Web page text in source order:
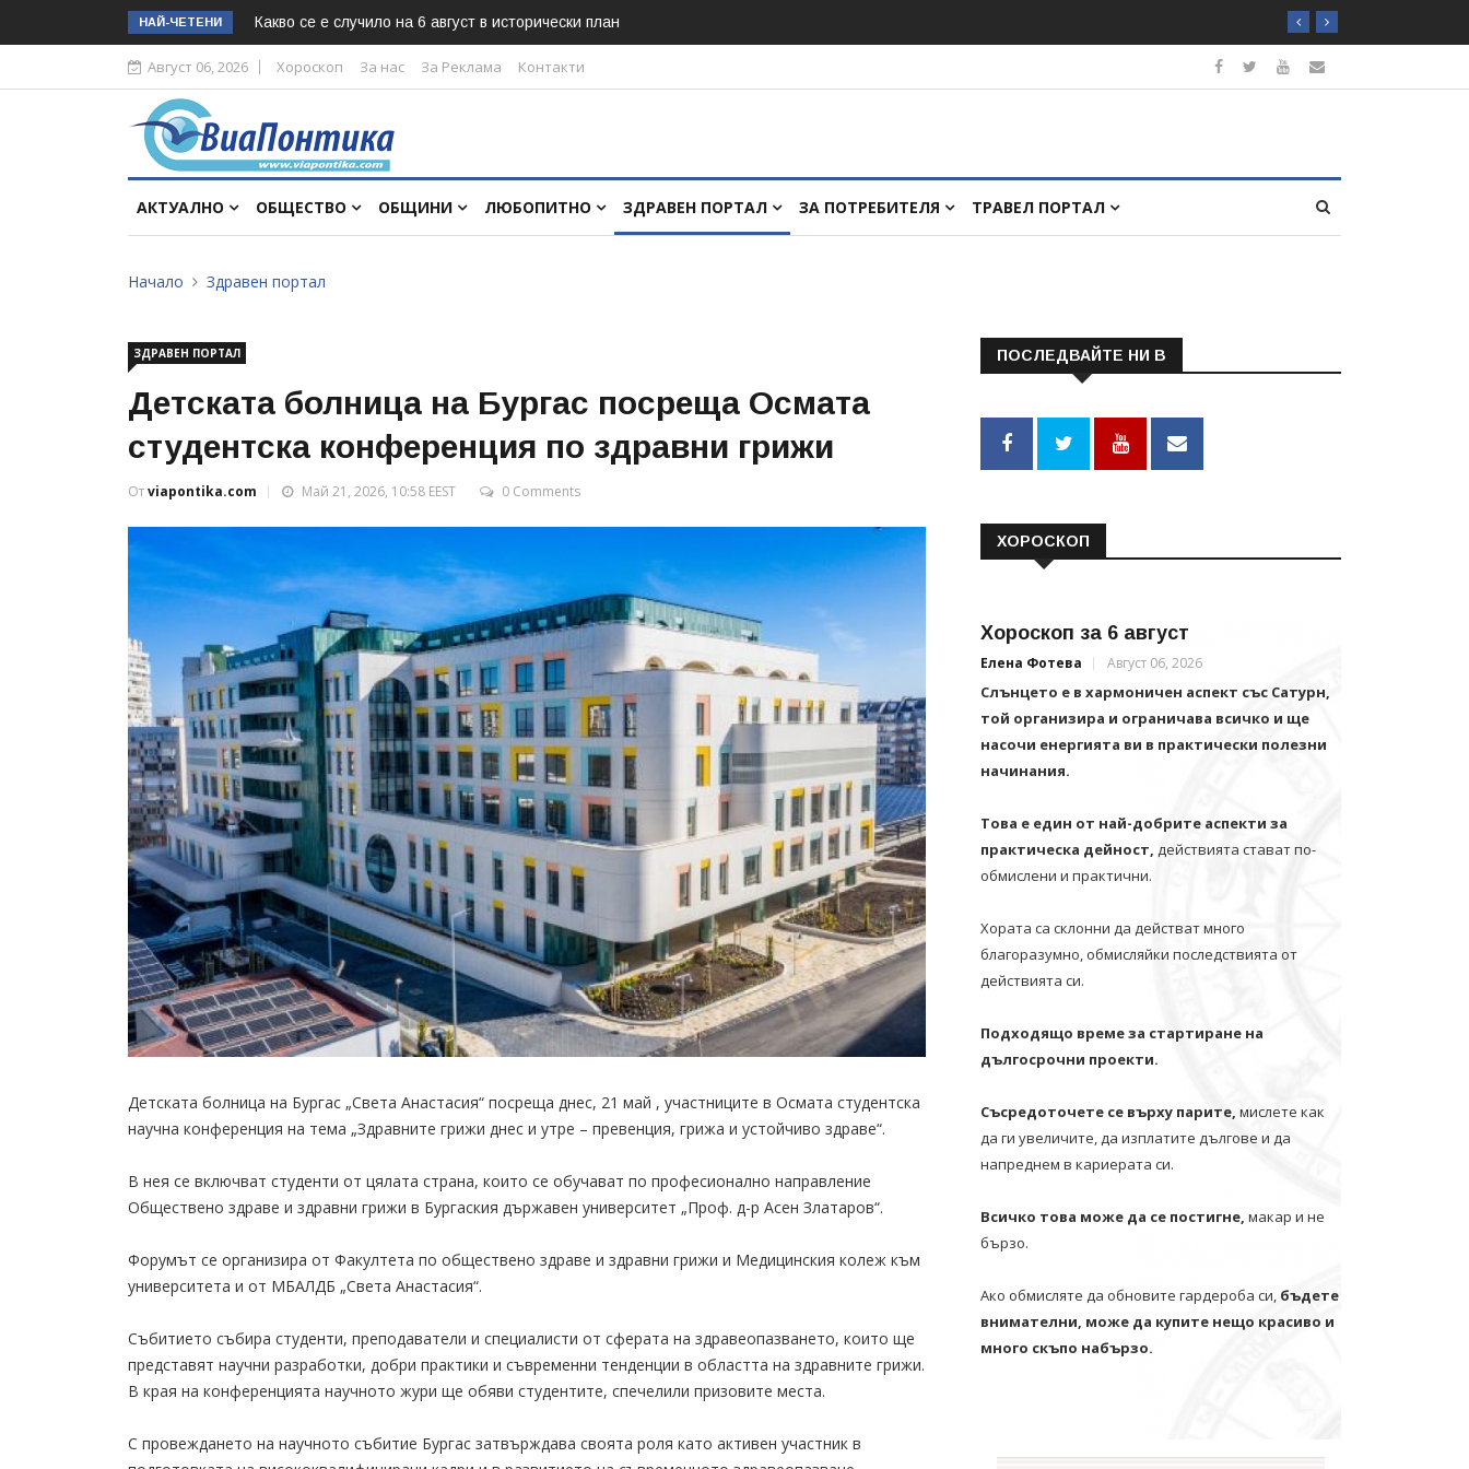
НАЙ-ЧЕТЕНИ Какво се е случило на 6 август в исторически план
Август 06, 2026 Хороскоп За нас За Реклама Контакти
АКТУАЛНО ОБЩЕСТВО ОБЩИНИ ЛЮБОПИТНО ЗДРАВЕН ПОРТАЛ ЗА ПОТРЕБИТЕЛЯ ТРАВЕЛ ПОРТАЛ
Начало Здравен портал
ЗДРАВЕН ПОРТАЛ
Детската болница на Бургас посреща Осмата
студентска конференция по здравни грижи
Отviapontika.com Май 21, 2026, 10:58 EEST 0 Comments
Детската болница на Бургас „Света Анастасия“ посреща днес, 21 май , участниците в Осмата студентска
научна конференция на тема „Здравните грижи днес и утре – превенция, грижа и устойчиво здраве“.
В нея се включват студенти от цялата страна, които се обучават по професионално направление
Обществено здраве и здравни грижи в Бургаския държавен университет „Проф. д-р Асен Златаров“.
Форумът се организира от Факултета по обществено здраве и здравни грижи и Медицинския колеж към
университета и от МБАЛДБ „Света Анастасия“.
Събитието събира студенти, преподаватели и специалисти от сферата на здравеопазването, които ще
представят научни разработки, добри практики и съвременни тенденции в областта на здравните грижи.
В края на конференцията научното жури ще обяви студентите, спечелили призовите места.
С провеждането на научното събитие Бургас затвърждава своята роля като активен участник в
ПОСЛЕДВАЙТЕ НИ В
ХОРОСКОП
Хороскоп за 6 август
Елена Фотева Август 06, 2026
Слънцето е в хармоничен аспект със Сатурн,
той организира и ограничава всичко и щe
насочи енергията ви в практически полезни
начинания.
Това е един от най-добрите аспекти за
практическа дейност, действията стават по-
обмислени и практични.
Хората са склонни да действат много
благоразумно, обмисляйки последствията от
действията си.
Подходящо време за стартиране на
дългосрочни проекти.
Съсредоточете се върху парите, мислете как
да ги увеличите, да изплатите дългове и да
напреднем в кариерата си.
Всичко това може да се постигне, макар и не
бързо.
Ако обмисляте да обновите гардероба си, бъдете
внимателни, може да купите нещо красиво и
много скъпо набързо.